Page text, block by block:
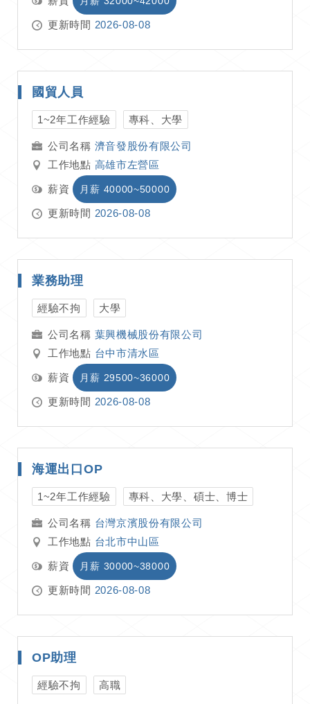
更新時間 2026-08-08
國貿人員
1~2年工作經驗 專科、大學
濟音發股份有限公司
工作地點 高雄市左營區
薪資 月薪 40000~50000
更新時間 2026-08-08
業務助理
經驗不拘 大學
葉興機械股份有限公司
工作地點 台中市清水區
薪資 月薪 29500~36000
更新時間 2026-08-08
海運出口OP
1~2年工作經驗 專科、大學、碩士、博士
台灣京濱股份有限公司
工作地點 台北市中山區
薪資 月薪 30000~38000
更新時間 2026-08-08
OP助理
經驗不拘 高職